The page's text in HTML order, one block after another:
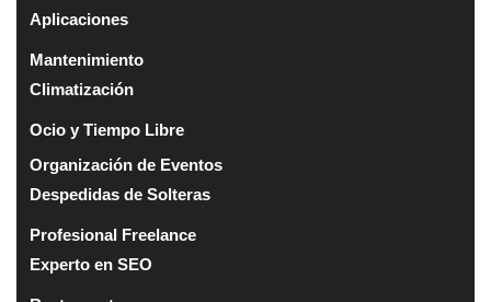
Aplicaciones
Mantenimiento
Climatización
Ocio y Tiempo Libre
Organización de Eventos
Despedidas de Solteras
Profesional Freelance
Experto en SEO